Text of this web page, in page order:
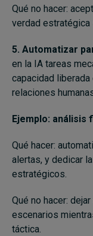
Qué no hacer:
verdad estratégica
5. Automatizar
en la IA tareas
capacidad
relaciones
Ejemplo: análisis
Qué hacer:
alertas, y dedicar
estratégicos.
Qué no hacer:
escenarios
táctica.